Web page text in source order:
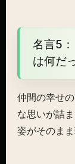
名言5
は何だ
仲間の幸せ
な思いが詰
姿がそのまま